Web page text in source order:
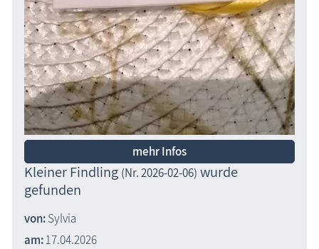
mehr Infos
Kleiner Findling (Nr. 2026-02-06) wurde
gefunden
von:Sylvia
am:17.04.2026